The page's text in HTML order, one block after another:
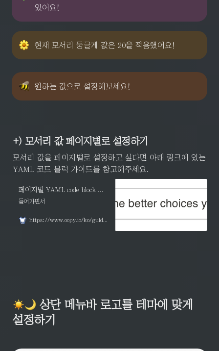
있어요!
현재 모서리 둥글게 값은 20을 적용했어요!
원하는 값으로 설정해보세요!
+) 모서리 값 페이지별로 설정하기
모서리 값을 페이지별로 설정하고 싶다면 아래 링크에 있는
YAML 코드 블럭 가이드를 참고해주세요.
페이지별 YAML code block 레퍼런스
들어가면서
https://www.oopy.io/ko/guides/head-yaml-code-block/reference#9db47443-c28b-449e-84b1-bd2d28abba08
상단 메뉴바 로고를 테마에 맞게
설정하기